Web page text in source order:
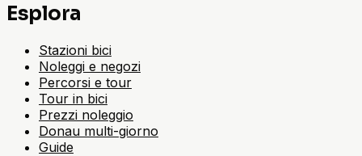
Esplora
Stazioni bici
Noleggi e negozi
Percorsi e tour
Tour in bici
Prezzi noleggio
Donau multi-giorno
Guide